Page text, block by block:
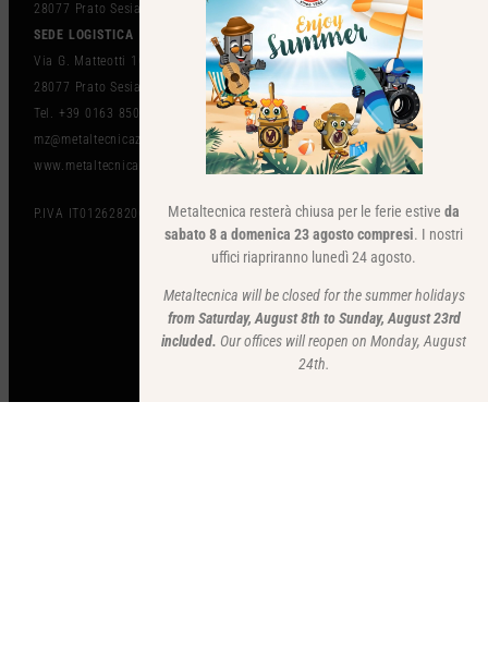
28077 Prato Sesia (NO) Italy
SEDE LOGISTICA
Via G. Matteotti 102 BIS
28077 Prato Sesia (NO) Italy
Tel. +39 0163 850497
mz@metaltecnicazanolo.com
www.metaltecnicazanolo.com
P.IVA IT01262820036 Metaltecnica resterà chiusa per le ferie estive da
sabato 8 a domenica 23 agosto compresi. I nostri
uffici riapriranno lunedì 24 agosto.
Metaltecnica will be closed for the summer holidays
from Saturday, August 8th to Sunday, August 23rd
included. Our offices will reopen on Monday, August
24th.